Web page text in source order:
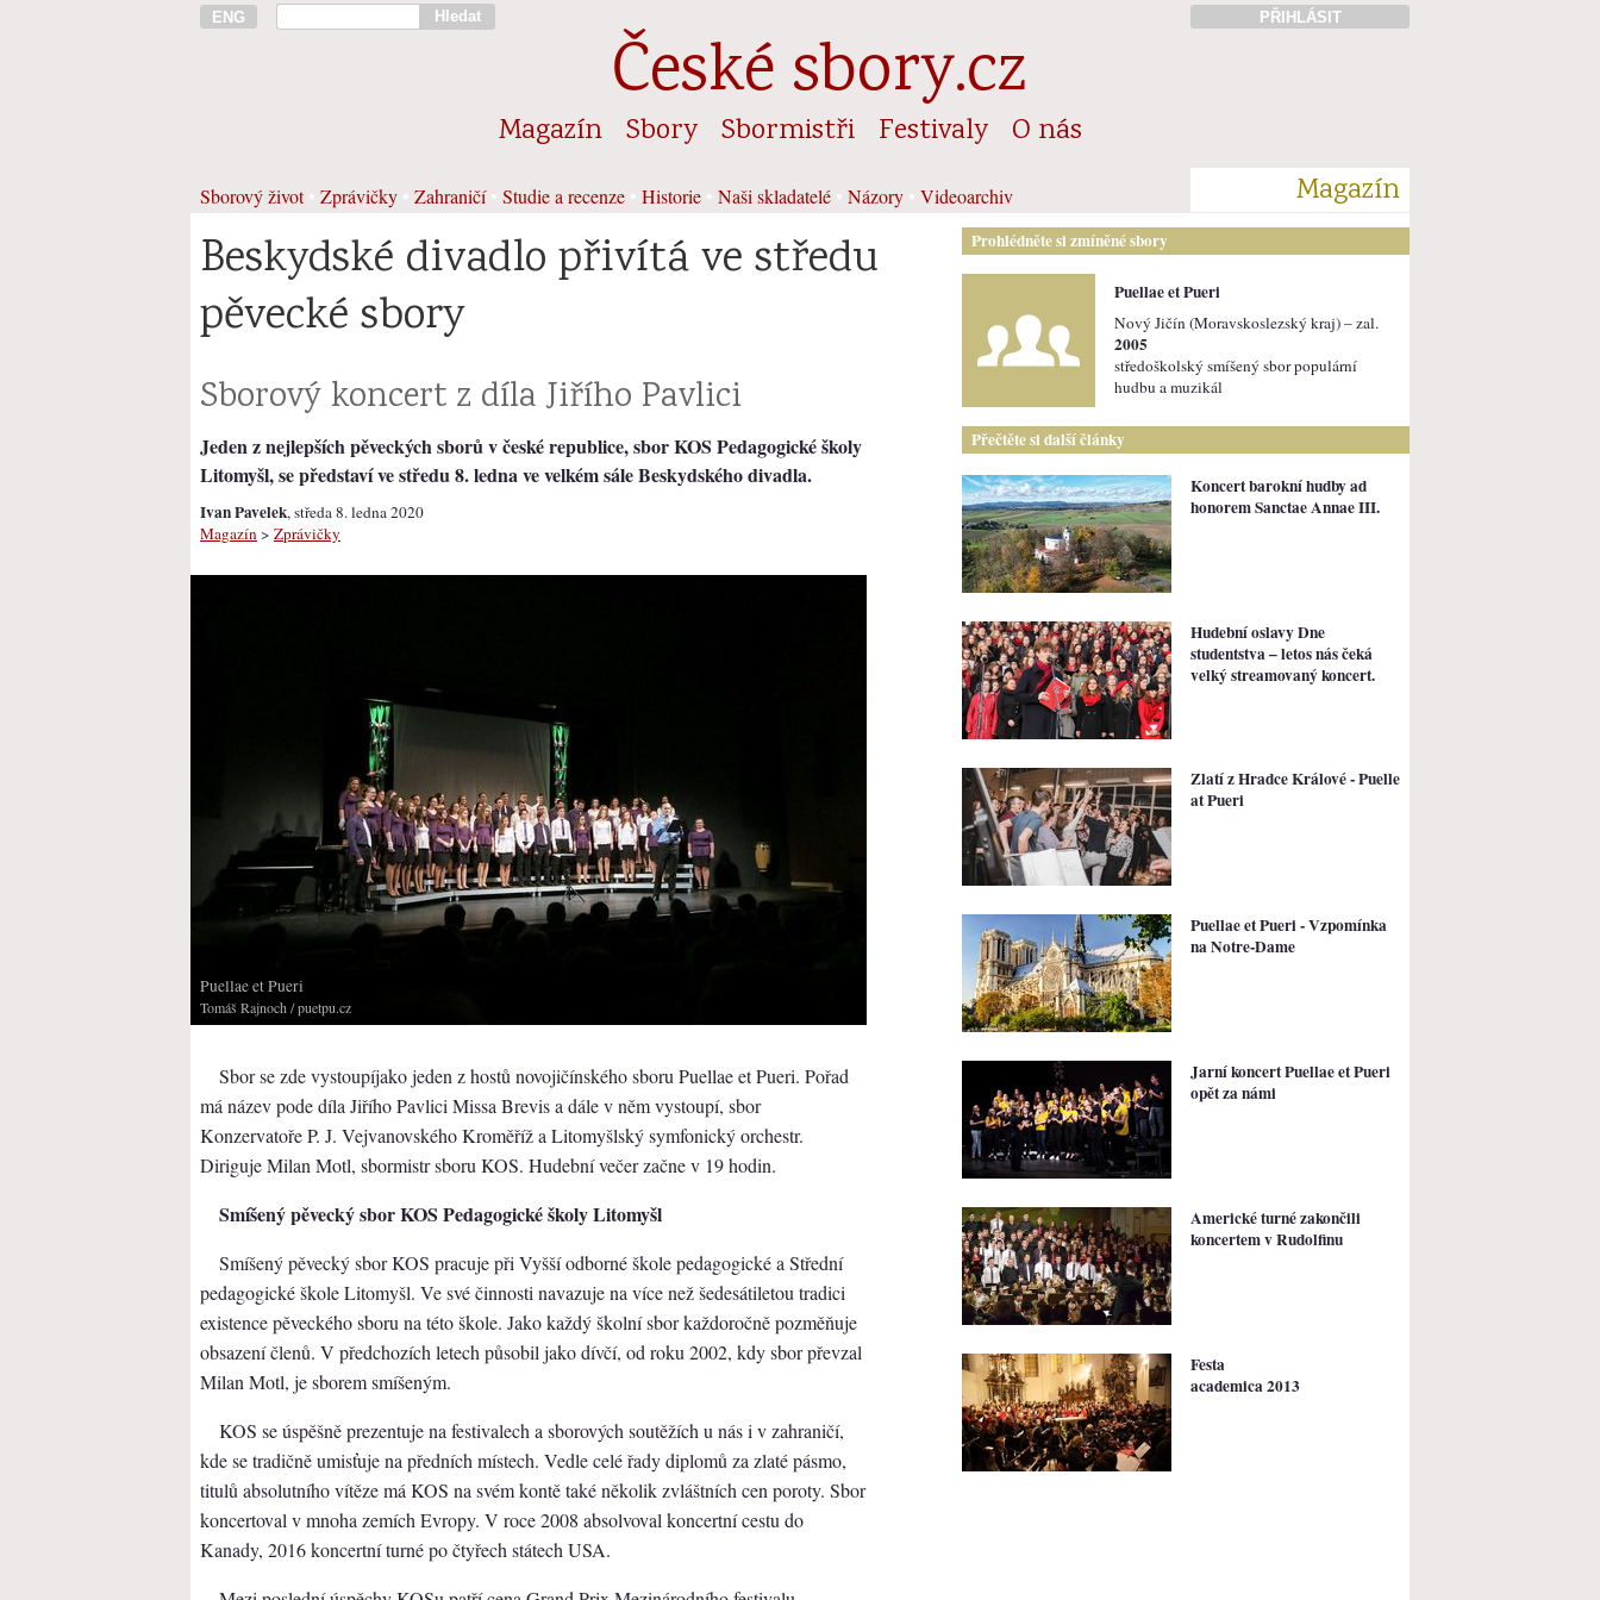
ENG Hledat PŘIHLÁSIT
České sbory.cz
Magazín Sbory Sbormistři Festivaly O nás
Sborový život• Zprávičky Zahraničí• Studie a recenze Historie Naši skladatelé Názory Videoarchiv Magazín
Beskydské divadlo přivítá ve středu
pěvecké sbory
Sborový koncert z díla Jiřího Pavlici
Jeden z nejlepších pěveckých sborů v české republice, sbor KOS Pedagogické školy
Litomyšl, se představí ve středu 8. ledna ve velkém sále Beskydského divadla.
Ivan Pavelek, středa 8. ledna 2020
Magazín > Zprávičky
Puellae et Pueri
Tomáš Rajnoch / puetpu.cz
Sbor se zde vystoupíjako jeden z hostů novojičínského sboru Puellae et Pueri. Pořad
má název pode díla Jiřího Pavlici Missa Brevis a dále v něm vystoupí, sbor
Konzervatoře P. J. Vejvanovského Kroměříž a Litomyšlský symfonický orchestr.
Diriguje Milan Motl, sbormistr sboru KOS. Hudební večer začne v 19 hodin.
Smíšený pěvecký sbor KOS Pedagogické školy Litomyšl
Smíšený pěvecký sbor KOS pracuje při Vyšší odborné škole pedagogické a Střední
pedagogické škole Litomyšl. Ve své činnosti navazuje na více než šedesátiletou tradici
existence pěveckého sboru na této škole. Jako každý školní sbor každoročně pozměňuje
obsazení členů. V předchozích letech působil jako dívčí, od roku 2002, kdy sbor převzal
Milan Motl, je sborem smíšeným.
KOS se úspěšně prezentuje na festivalech a sborových soutěžích u nás i v zahraničí,
kde se tradičně umisťuje na předních místech. Vedle celé řady diplomů za zlaté pásmo,
titulů absolutního vítěze má KOS na svém kontě také několik zvláštních cen poroty. Sbor
koncertoval v mnoha zemích Evropy. V roce 2008 absolvoval koncertní cestu do
Kanady, 2016 koncertní turné po čtyřech státech USA.
Prohlédněte si zmíněné sbory
Puellae et Pueri
Nový Jičín (Moravskoslezský kraj) – zal.
2005
středoškolský smíšený sbor populární
hudbu a muzikál
Přečtěte si další články
Koncert barokní hudby ad
honorem Sanctae Annae III.
Hudební oslavy Dne
studentstva – letos nás čeká
velký streamovaný koncert.
Zlatí z Hradce Králové - Puelle
at Pueri
Puellae et Pueri - Vzpomínka
na Notre-Dame
Jarní koncert Puellae et Pueri
opět za námi
Americké turné zakončili
koncertem v Rudolfinu
Festa
academica 2013